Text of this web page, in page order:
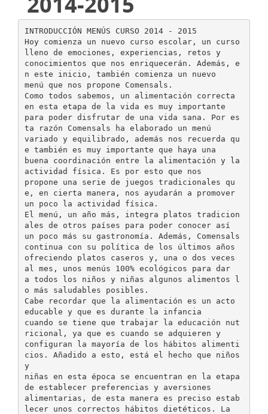
INTRODUCCIÓN MENÚS CURSO 2014 - 2015
Hoy comienza un nuevo curso escolar, un curso
lleno de emociones, experiencias, retos y
conocimientos que nos enriquecerán. Además, e
n este inicio, también comienza un nuevo
menú que nos propone Comensals.
Como todos sabemos, un alimentación correcta
en esta etapa de la vida es muy importante
para poder disfrutar de una vida sana. Por es
ta razón Comensals ha elaborado un menú
variado y equilibrado, además nos recuerda qu
e también es muy importante que haya una
buena coordinación entre la alimentación y la
actividad física. Es por esto que nos
propone una serie de juegos tradicionales qu
e, en cierta manera, nos ayudarán a promover
un poco la actividad física.
El menú, un año más, integra platos tradicion
ales de otros países para poder conocer así
un poco más su gastronomía. Además, Comensals
continua con su política de los últimos años
ofreciendo platos caseros y, una o dos veces
al mes, unos menús 100% ecológicos para dar
a todos los niños y niñas algunos alimentos l
o más saludables posibles.
Cabe recordar que la alimentación es un acto
educable y que es durante la infancia
cuando se tiene que trabajar la educación nut
ricional, ya que es cuando se adquieren y
configuran la mayoría de los hábitos alimenti
cios. Añadido a esto, está el hecho que niños
y
niñas en esta época se encuentran en la etapa
de establecer preferencias y aversiones
alimentarias, de esta manera es preciso estab
lecer unos correctos hábitos dietéticos. La